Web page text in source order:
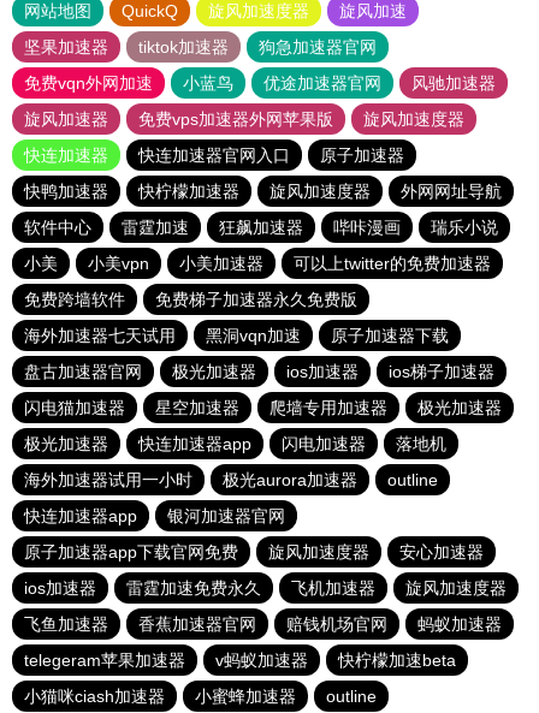
网站地图 QuickQ 旋风加速度器
旋风加速
坚果加速器
tiktok加速器
狗急加速器官网
免费vqn外网加速
小蓝鸟 优途加速器官网
风驰加速器
旋风加速器
免费vps加速器外网苹果版
旋风加速度器
快连加速器
快连加速器官网入口
原子加速器
快鸭加速器
快柠檬加速器 旋风加速度器
外网网址导航
软件中心
雷霆加速 狂飙加速器 哔咔漫画
瑞乐小说
小美
小美vpn 小美加速器
可以上twitter的免费加速器
免费跨墙软件
免费梯子加速器永久免费版
海外加速器七天试用
黑洞vqn加速
原子加速器下载
盘古加速器官网
极光加速器 ios加速器
ios梯子加速器
闪电猫加速器
星空加速器 爬墙专用加速器
极光加速器
极光加速器
快连加速器app 闪电加速器
落地机
海外加速器试用一小时
极光aurora加速器
outline
快连加速器app
银河加速器官网
原子加速器app下载官网免费
旋风加速度器
安心加速器
ios加速器
雷霆加速免费永久 飞机加速器
旋风加速度器
飞鱼加速器
香蕉加速器官网 赔钱机场官网
蚂蚁加速器
telegeram苹果加速器
v蚂蚁加速器
快柠檬加速beta
小猫咪ciash加速器
小蜜蜂加速器 outline